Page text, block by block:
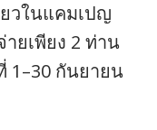
วในแคมเปญ
ายเพียง 2 ท่าน
1–30 กันยายน